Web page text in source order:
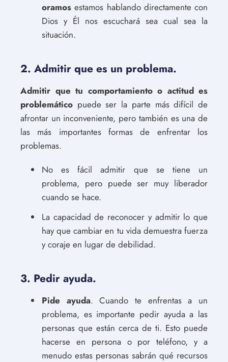
oramos estamos hablando directamente con
Dios y Él nos escuchará sea cual sea la
situación.
2. Admitir que es un problema.
Admitir que tu comportamiento o actitud es
problemático puede ser la parte más difícil de
afrontar un inconveniente, pero también es una de
las más importantes formas de enfrentar los
problemas.
No es fácil admitir que se tiene un
problema, pero puede ser muy liberador
cuando se hace.
La capacidad de reconocer y admitir lo que
hay que cambiar en tu vida demuestra fuerza
y coraje en lugar de debilidad.
3. Pedir ayuda.
Pide ayuda. Cuando te enfrentas a un
problema, es importante pedir ayuda a las
personas que están cerca de ti. Esto puede
hacerse en persona o por teléfono, y a
menudo estas personas sabrán qué recursos